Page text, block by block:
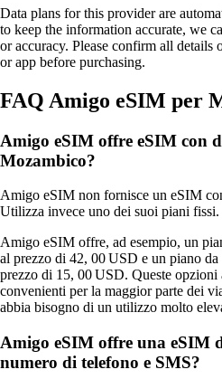
Data plans for this provider are
to keep the information accurate, we
or accuracy. Please confirm all
or app before purchasing.
FAQ Amigo eSIM per
Amigo eSIM offre eSIM con
Mozambico?
Amigo eSIM non fornisce un eSIM
Utilizza invece uno dei suoi piani fissi.
Amigo eSIM offre, ad esempio, un
al prezzo di 42, 00 USD e un piano
prezzo di 15, 00 USD. Queste opzioni
convenienti per la maggior parte dei
abbia bisogno di un utilizzo molto
Amigo eSIM offre una eSIM
numero di telefono e SMS?